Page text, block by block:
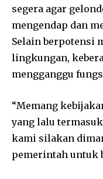
segera agar
mengendap dan
Selain berpotensi
lingkungan,
mengganggu
“Memang
yang lalu
kami silakan
pemerintah untuk